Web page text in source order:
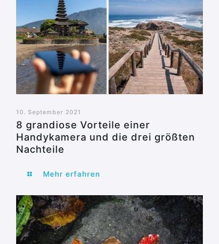
10. September 2021
8 grandiose Vorteile einer
Handykamera und die drei größten
Nachteile
Mehr erfahren